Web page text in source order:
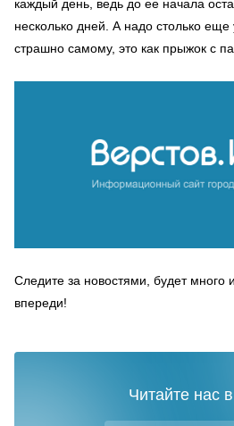
каждый день, ведь до ее начала
несколько дней. А надо столько
страшно самому, это как прыжок с
Следите за новостями, будет много
впереди!
Читайте нас